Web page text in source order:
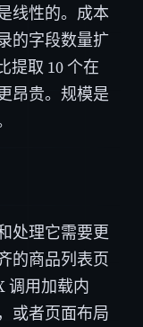
线性的。成本
的字段数量扩
提取 10 个在
昂贵。规模是
处理它需要更
的商品列表页
调用加载内
或者页面布局